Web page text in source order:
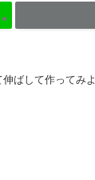
ばして作ってみ